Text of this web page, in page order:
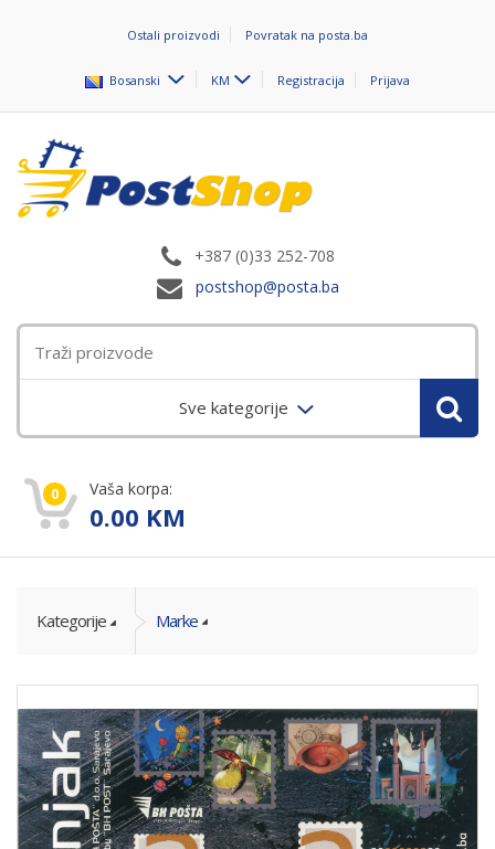
Ostali proizvodi Povratak na posta.ba
Bosanski KM Registracija Prijava
+387 (0)33 252-708
postshop@posta.ba
Sve kategorije
0 Vaša korpa:
0.00 KM
Kategorije Marke